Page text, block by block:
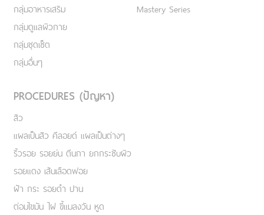
กลุ่มอาหารเสริม
กลุ่มดูแลผิวกาย
กลุ่มชุดเซ็ต
กลุ่มอื่นๆ
Mastery Series
PROCEDURES (ปัญหา)
สิว
แผลเป็นสิว คีลอยด์ แผลเป็นต่างๆ
ริ้วรอย รอยย่น ตีนกา ยกกระชับผิว
รอยแดง เส้นเลือดฟอย
ฝ้า กระ รอยดำ ปาน
ต่อมไขมัน ไฝ ขี้แมลงวัน หูด